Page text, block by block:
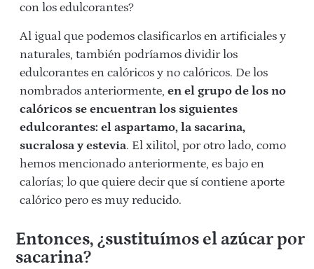
con los edulcorantes?
Al igual que podemos clasificarlos en artificiales y
naturales, también podríamos dividir los
edulcorantes en calóricos y no calóricos. De los
nombrados anteriormente, en el grupo de los no
calóricos se encuentran los siguientes
edulcorantes: el aspartamo, la sacarina,
sucralosa y estevia. El xilitol, por otro lado, como
hemos mencionado anteriormente, es bajo en
calorías; lo que quiere decir que sí contiene aporte
calórico pero es muy reducido.
Entonces, ¿sustituímos el azúcar por
sacarina?